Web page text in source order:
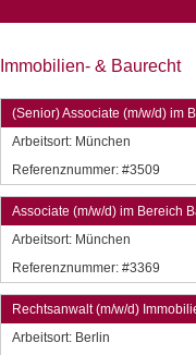
Immobilien- & Baurecht
(Senior) Associate (m/w/d) im
Arbeitsort: München
Referenznummer: #3509
Associate (m/w/d) im Bereich
Arbeitsort: München
Referenznummer: #3369
Rechtsanwalt (m/w/d)
Arbeitsort: Berlin